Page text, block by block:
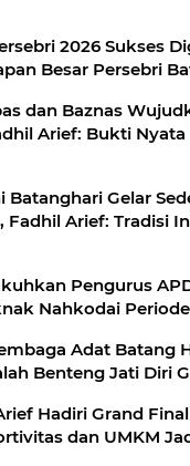
2026 Sukses
Besar Persebri
dan Baznas
Arief: Bukti
Batanghari Gelar
Fadhil Arief: Tradisi
Pengurus
Nahkodai Periode
Adat Batang
Benteng Jati Diri
Hadiri Grand
dan UMKM